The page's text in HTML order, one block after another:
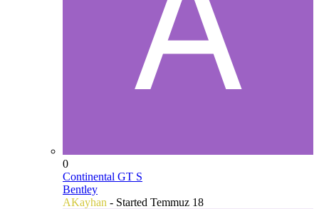
0
Continental GT S
Bentley
AKayhan - Started Temmuz 18